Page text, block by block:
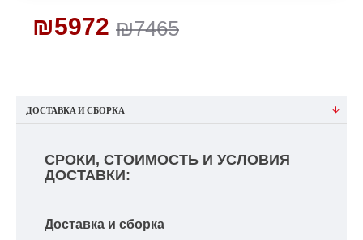
₪7465
₪5972
ДОСТАВКА И СБОРКА
СРОКИ, СТОИМОСТЬ И УСЛОВИЯ
ДОСТАВКИ:
Доставка и сборка